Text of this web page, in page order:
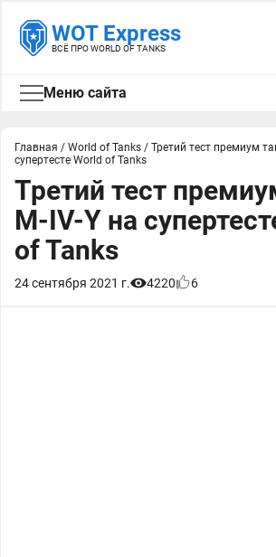
WOT Express
ВСЁ ПРО WORLD OF TANKS
Меню сайта
Главная / World of Tanks / Третий тест премиум
супертесте World of Tanks
Третий тест
M-IV-Y на
of Tanks
24 сентября 2021 г. 4220 6